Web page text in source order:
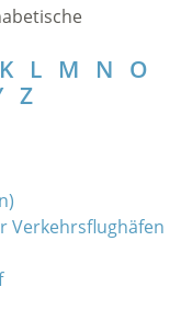
K L M N O
Z
Verkehrsflughäfen